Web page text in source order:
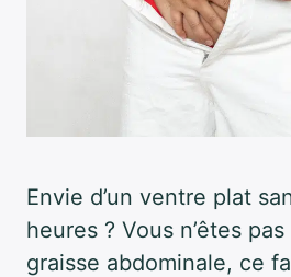
Envie d’un ventre plat
heures ? Vous n’êtes pas
graisse abdominale, ce